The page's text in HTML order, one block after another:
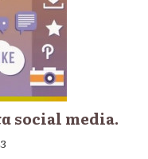
social media.